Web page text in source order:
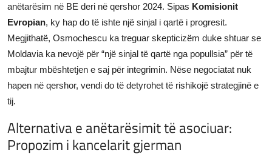
anëtarësim në BE deri në qershor 2024. Sipas Komisionit
Evropian, ky hap do të ishte një sinjal i qartë i progresit.
Megjithatë, Osmochescu ka treguar skepticizëm duke shtuar se
Moldavia ka nevojë për “një sinjal të qartë nga popullsia” për të
mbajtur mbështetjen e saj për integrimin. Nëse negociatat nuk
hapen në qershor, vendi do të detyrohet të rishikojë strategjinë e
tij.
Alternativa e anëtarësimit të asociuar:
Propozim i kancelarit gjerman